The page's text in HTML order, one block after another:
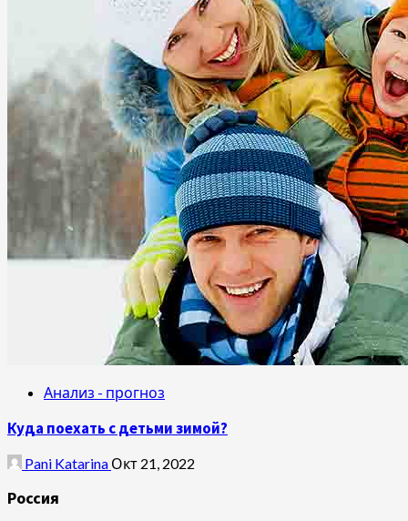
Анализ - прогноз
Куда поехать с детьми зимой?
Pani Katarina Окт 21, 2022
Россия